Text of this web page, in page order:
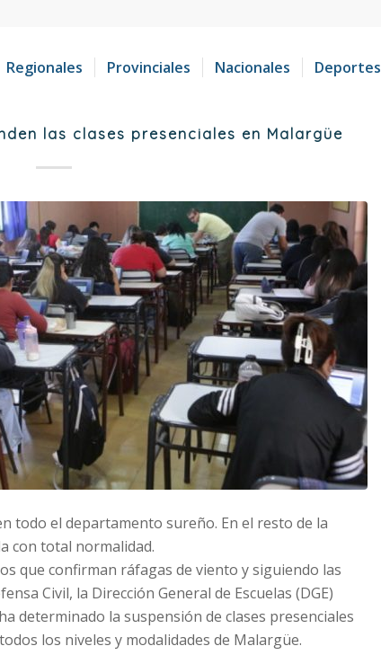
Regionales Provinciales Nacionales Deportes
las clases presenciales en Malargüe
todo el departamento sureño. En el resto de la
con total normalidad.
que confirman ráfagas de viento y siguiendo las
Civil, la Dirección General de Escuelas (DGE)
determinado la suspensión de clases presenciales
los niveles y modalidades de Malargüe.